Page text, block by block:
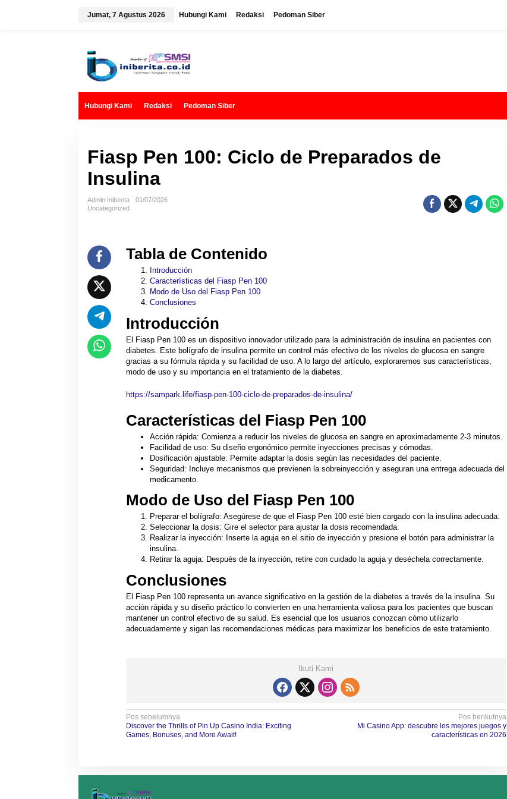
Jumat, 7 Agustus 2026 Hubungi Kami Redaksi Pedoman Siber
Hubungi Kami Redaksi Pedoman Siber
Fiasp Pen 100: Ciclo de Preparados de
Insulina
Admin Iniberita
01/07/2026
Uncategorized
Tabla de Contenido
Introducción
Características del Fiasp Pen 100
Modo de Uso del Fiasp Pen 100
Conclusiones
Introducción
El Fiasp Pen 100 es un dispositivo innovador utilizado para la administración de insulina en pacientes con
diabetes. Este bolígrafo de insulina permite un control más efectivo de los niveles de glucosa en sangre
gracias a su fórmula rápida y su facilidad de uso. A lo largo del artículo, exploraremos sus características,
modo de uso y su importancia en el tratamiento de la diabetes.
https://sampark.life/fiasp-pen-100-ciclo-de-preparados-de-insulina/
Características del Fiasp Pen 100
Acción rápida: Comienza a reducir los niveles de glucosa en sangre en aproximadamente 2-3 minutos.
Facilidad de uso: Su diseño ergonómico permite inyecciones precisas y cómodas.
Dosificación ajustable: Permite adaptar la dosis según las necesidades del paciente.
Seguridad: Incluye mecanismos que previenen la sobreinyección y aseguran una entrega adecuada del
medicamento.
Modo de Uso del Fiasp Pen 100
Preparar el bolígrafo: Asegúrese de que el Fiasp Pen 100 esté bien cargado con la insulina adecuada.
Seleccionar la dosis: Gire el selector para ajustar la dosis recomendada.
Realizar la inyección: Inserte la aguja en el sitio de inyección y presione el botón para administrar la
insulina.
Retirar la aguja: Después de la inyección, retire con cuidado la aguja y deséchela correctamente.
Conclusiones
El Fiasp Pen 100 representa un avance significativo en la gestión de la diabetes a través de la insulina. Su
acción rápida y su diseño práctico lo convierten en una herramienta valiosa para los pacientes que buscan
mantener un control efectivo de su salud. Es esencial que los usuarios conozcan cómo utilizarlo
adecuadamente y sigan las recomendaciones médicas para maximizar los beneficios de este tratamiento.
Ikuti Kami
N
a
i
g
Pos sebelumnya
Discover the Thrills of Pin Up Casino India: Exciting
Games, Bonuses, and More Await!
Pos berikutnya
Mi Casino App: descubre los mejores juegos y
características en 2026